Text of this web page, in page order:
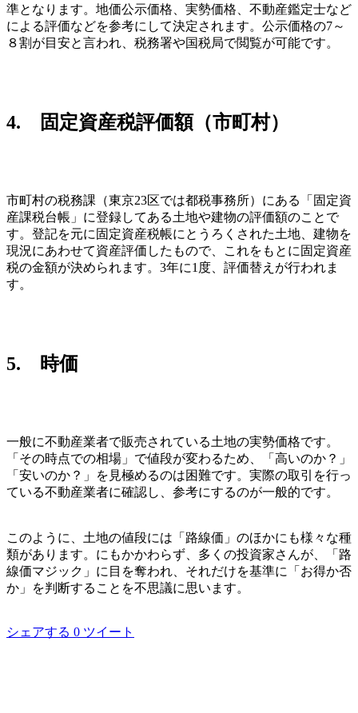
準となります。地価公示価格、実勢価格、不動産鑑定士など
による評価などを参考にして決定されます。公示価格の7～
８割が目安と言われ、税務署や国税局で閲覧が可能です。
4. 固定資産税評価額（市町村）
市町村の税務課（東京23区では都税事務所）にある「固定資
産課税台帳」に登録してある土地や建物の評価額のことで
す。登記を元に固定資産税帳にとうろくされた土地、建物を
現況にあわせて資産評価したもので、これをもとに固定資産
税の金額が決められます。3年に1度、評価替えが行われま
す。
5. 時価
一般に不動産業者で販売されている土地の実勢価格です。
「その時点での相場」で値段が変わるため、「高いのか？」
「安いのか？」を見極めるのは困難です。実際の取引を行っ
ている不動産業者に確認し、参考にするのが一般的です。
このように、土地の値段には「路線価」のほかにも様々な種
類があります。にもかかわらず、多くの投資家さんが、「路
線価マジック」に目を奪われ、それだけを基準に「お得か否
か」を判断することを不思議に思います。
シェアする 0 ツイート